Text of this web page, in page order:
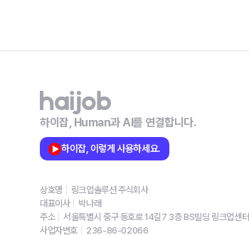
하이잡, Human과 AI를 연결합니다.
하이잡, 이렇게 사용하세요.
상호명
링크업솔루션 주식회사
대표이사
박나래
주소
서울특별시 중구 동호로 14길7 3층 BS빌딩 링크업센터
사업자번호
236-86-02066